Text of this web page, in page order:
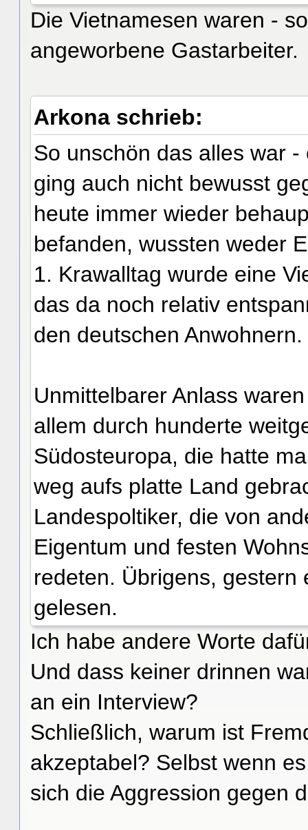
Die Vietnamesen waren -
angeworbene Gastarbeiter.
Arkona schrieb:
So unschön das alles war
ging auch nicht bewusst
heute immer wieder
befanden, wussten weder
1. Krawalltag wurde eine
das da noch relativ
den deutschen Anwohnern.
Unmittelbarer Anlass
allem durch hunderte
Südosteuropa, die hatte
weg aufs platte Land
Landespoltiker, die von
Eigentum und festen
redeten. Übrigens,
gelesen.
Ich habe andere Worte
Und dass keiner drinnen
an ein Interview?
Schließlich, warum ist
akzeptabel? Selbst wenn
sich die Aggression gegen